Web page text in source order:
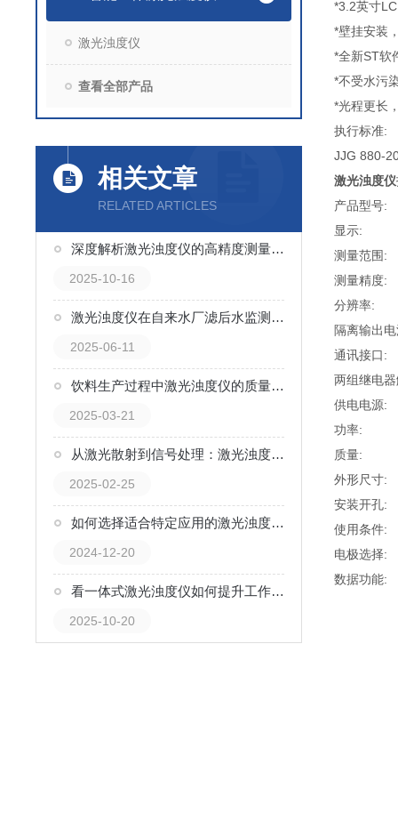
激光浊度仪
查看全部产品
相关文章
RELATED ARTICLES
深度解析激光浊度仪的高精度测量原理
2025-10-16
激光浊度仪在自来水厂滤后水监测中的应用
2025-06-11
饮料生产过程中激光浊度仪的质量控制作用
2025-03-21
从激光散射到信号处理：激光浊度仪工作流程详解
2025-02-25
如何选择适合特定应用的激光浊度仪？
2024-12-20
看一体式激光浊度仪如何提升工作效率
2025-10-20
*3.2英
*壁挂
*全新ST
*不受水
*光程更
执行标准:
JJG 880-
激光浊度仪
产品型
显示:
测量范围
测量
分辨率:
隔离输出
通讯接
两组继电
供电电
功率
质量
外形尺
安装开
使用条件
电极选
数据功